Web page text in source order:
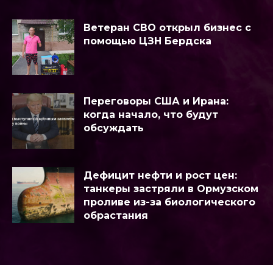
Ветеран СВО открыл бизнес с
помощью ЦЗН Бердска
Переговоры США и Ирана:
когда начало, что будут
обсуждать
Дефицит нефти и рост цен:
танкеры застряли в Ормузском
проливе из-за биологического
обрастания